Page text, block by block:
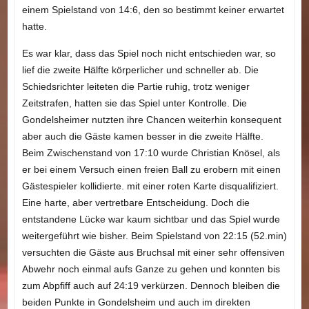
einem Spielstand von 14:6, den so bestimmt keiner erwartet
hatte.
Es war klar, dass das Spiel noch nicht entschieden war, so
lief die zweite Hälfte körperlicher und schneller ab. Die
Schiedsrichter leiteten die Partie ruhig, trotz weniger
Zeitstrafen, hatten sie das Spiel unter Kontrolle. Die
Gondelsheimer nutzten ihre Chancen weiterhin konsequent
aber auch die Gäste kamen besser in die zweite Hälfte.
Beim Zwischenstand von 17:10 wurde Christian Knösel, als
er bei einem Versuch einen freien Ball zu erobern mit einen
Gästespieler kollidierte. mit einer roten Karte disqualifiziert.
Eine harte, aber vertretbare Entscheidung. Doch die
entstandene Lücke war kaum sichtbar und das Spiel wurde
weitergeführt wie bisher. Beim Spielstand von 22:15 (52.min)
versuchten die Gäste aus Bruchsal mit einer sehr offensiven
Abwehr noch einmal aufs Ganze zu gehen und konnten bis
zum Abpfiff auch auf 24:19 verkürzen. Dennoch bleiben die
beiden Punkte in Gondelsheim und auch im direkten